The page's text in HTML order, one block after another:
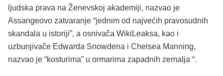
ljudska prava na Ženevskoj akademiji, nazvao je
Assangeovo zatvaranje “jednim od najvećih pravosudnih
skandala u istoriji”, a osnivača WikiLeaksa, kao i
uzbunjivače Edwarda Snowdena i Chelsea Manning,
nazvao je “kosturima” u ormarima zapadnih zemalja “.